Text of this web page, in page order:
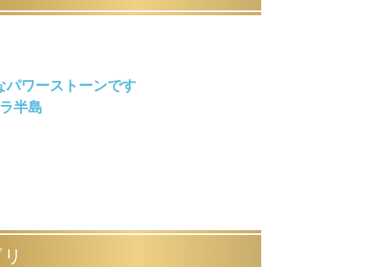
パワーストーンです
半島